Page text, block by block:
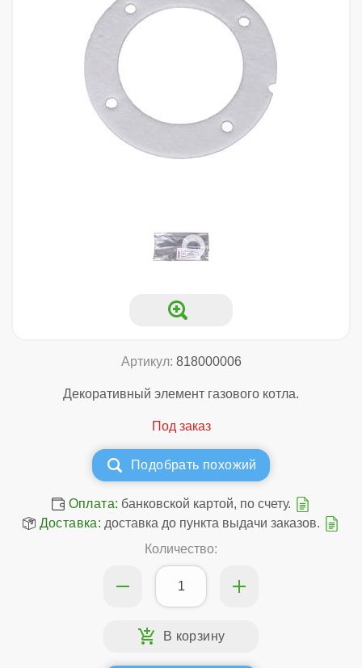
Артикул: 818000006
Декоративный элемент газового котла.
Подобрать похожий
Оплата: банковской картой, по счету.
Доставка: доставка до пункта выдачи заказов.
Количество: